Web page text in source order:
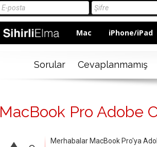
Mac iPhone/iPad
Sorular Cevaplanmamış
MacBook Pro Adobe
Merhabalar MacBook Pro'ya